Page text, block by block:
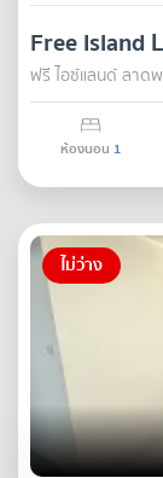
Free Island
ฟรี ไอซ์แลนด์ ลาด
ห้องนอน 1
ไม่ว่าง